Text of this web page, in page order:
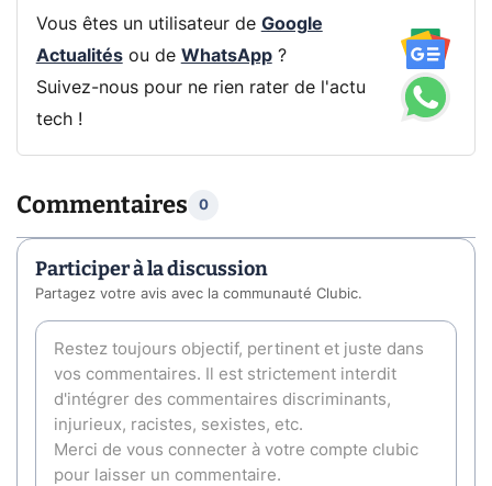
Vous êtes un utilisateur de Google
Actualitésou de WhatsApp?
Suivez-nous pour ne rien rater de l'actu
tech !
Commentaires 0
Participer à la discussion
Partagez votre avis avec la communauté Clubic.